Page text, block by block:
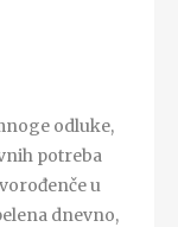
odluke,
potreba
u
dnevno,